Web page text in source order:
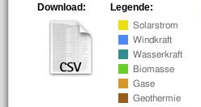
Legende:
Download: